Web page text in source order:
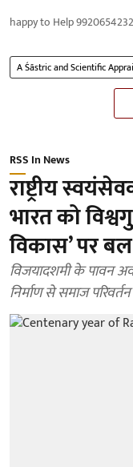
happy to Help
A Śāstric and Scientific
RSS In News
राष्ट्रीय
भारत को
विकास’ पर बल
विजयादशमी के पावन
निर्माण से समाज